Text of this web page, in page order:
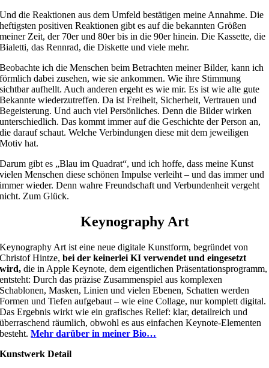
Und die Reaktionen aus dem Umfeld bestätigen meine Annahme. Die
heftigsten positiven Reaktionen gibt es auf die bekannten Größen
meiner Zeit, der 70er und 80er bis in die 90er hinein. Die Kassette, die
Bialetti, das Rennrad, die Diskette und viele mehr.
Beobachte ich die Menschen beim Betrachten meiner Bilder, kann ich
förmlich dabei zusehen, wie sie ankommen. Wie ihre Stimmung
sichtbar aufhellt. Auch anderen ergeht es wie mir. Es ist wie alte gute
Bekannte wiederzutreffen. Da ist Freiheit, Sicherheit, Vertrauen und
Begeisterung. Und auch viel Persönliches. Denn die Bilder wirken
unterschiedlich. Das kommt immer auf die Geschichte der Person an,
die darauf schaut. Welche Verbindungen diese mit dem jeweiligen
Motiv hat.
Darum gibt es „Blau im Quadrat“, und ich hoffe, dass meine Kunst
vielen Menschen diese schönen Impulse verleiht – und das immer und
immer wieder. Denn wahre Freundschaft und Verbundenheit vergeht
nicht. Zum Glück.
Keynography Art
Keynography Art ist eine neue digitale Kunstform, begründet von
Christof Hintze,bei der keinerlei KI verwendet und eingesetzt
wird, die in Apple Keynote, dem eigentlichen Präsentationsprogramm,
entsteht: Durch das präzise Zusammenspiel aus komplexen
Schablonen, Masken, Linien und vielen Ebenen, Schatten werden
Formen und Tiefen aufgebaut – wie eine Collage, nur komplett digital.
Das Ergebnis wirkt wie ein grafisches Relief: klar, detailreich und
überraschend räumlich, obwohl es aus einfachen Keynote-Elementen
besteht.Mehr darüber in meiner Bio…
Kunstwerk Detail